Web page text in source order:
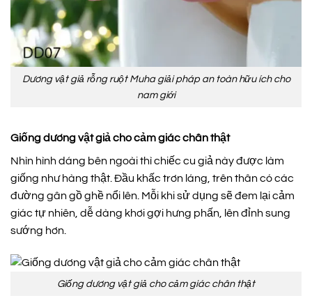
Dương vật giả rỗng ruột Muha giải pháp an toàn hữu ích cho
nam giới
Giống dương vật giả cho cảm giác chân thật
Nhìn hình dáng bên ngoài thì chiếc cu giả này được làm
giống như hàng thật. Đầu khấc trơn láng, trên thân có các
đường gân gồ ghề nổi lên. Mỗi khi sử dụng sẽ đem lại cảm
giác tự nhiên, dễ dàng khơi gợi hưng phấn, lên đỉnh sung
sướng hơn.
Giống dương vật giả cho cảm giác chân thật